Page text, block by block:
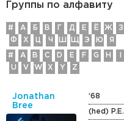
Группы по алфавиту
# А Б В Г Д E Ё Ж З
Ф
Х Ц Ч Ш Щ Э Ю Я
# A B C D E F G H
U
V W X Y Z
Jonathan
Bree
‘68
(hed) P.E.